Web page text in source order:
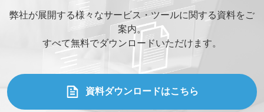
弊社が展開する様々なサービス・ツールに関する資料をご
案内。
すべて無料でダウンロードいただけます。
資料ダウンロードはこちら